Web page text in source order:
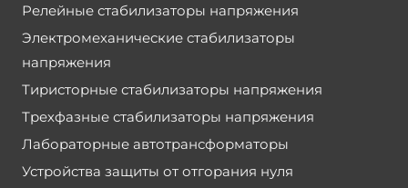
Релейные стабилизаторы напряжения
Электромеханические стабилизаторы
напряжения
Тиристорные стабилизаторы напряжения
Трехфазные стабилизаторы напряжения
Лабораторные автотрансформаторы
Устройства защиты от отгорания нуля